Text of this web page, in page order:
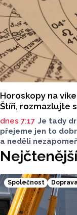
Horoskopy na
Štíři, rozmazlujte
dnes 7:17 Je tady
přejeme jen to
a neděli
si svůj horoskop a
Nejčtenější
Společnost Doprava